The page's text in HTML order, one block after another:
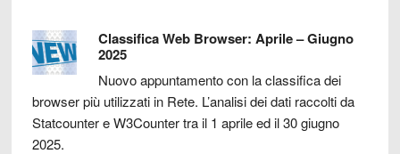
Classifica Web Browser: Aprile – Giugno
2025
Nuovo appuntamento con la classifica dei
browser più utilizzati in Rete. L’analisi dei dati raccolti da
Statcounter e W3Counter tra il 1 aprile ed il 30 giugno
2025.